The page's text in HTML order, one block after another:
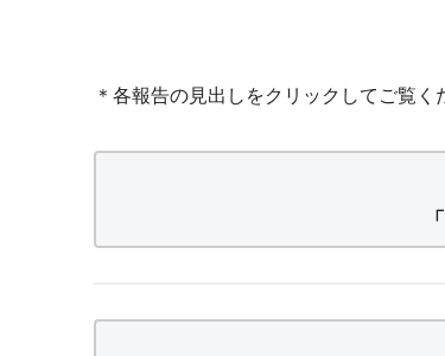
＊各報告の見出しをクリックしてご覧く